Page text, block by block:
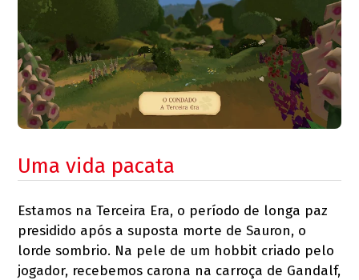
Uma vida pacata
Estamos na Terceira Era, o período de longa paz
presidido após a suposta morte de Sauron, o
lorde sombrio. Na pele de um hobbit criado pelo
jogador, recebemos carona na carroça de Gandalf,